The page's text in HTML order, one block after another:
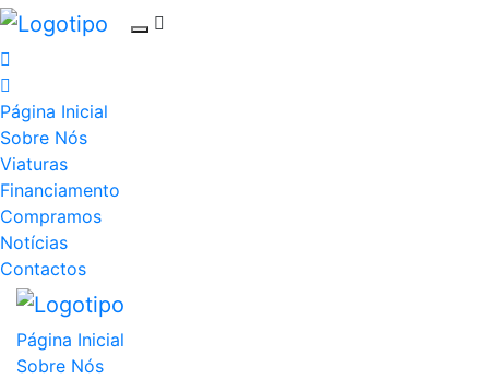
Página Inicial
Sobre Nós
Viaturas
Financiamento
Compramos
Notícias
Contactos
Página Inicial
Sobre Nós